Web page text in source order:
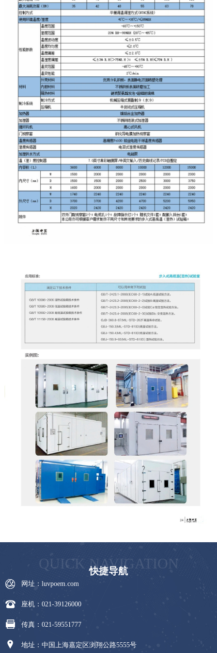
QUICK NAVIGATION
快捷导航
网址：luvpoem.com
座机：021-39126000
传真：021-59551777
地址：中国上海嘉定区浏翔公路5555号